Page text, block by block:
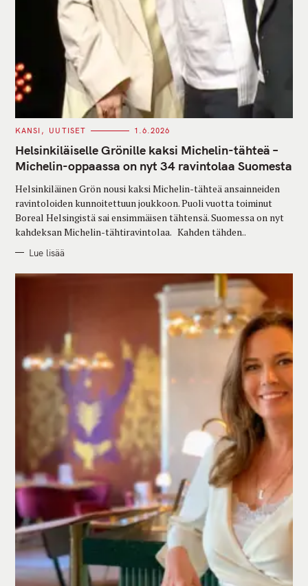
C
T
E
G
O
I
S
KANSI UUTISET 1.6.2026
Helsinkiläiselle Grönille kaksi Michelin-tähteä –
Michelin-oppaassa on nyt 34 ravintolaa Suomesta
Helsinkiläinen Grön nousi kaksi Michelin-tähteä ansainneiden
ravintoloiden kunnoitettuun joukkoon. Puoli vuotta toiminut
Boreal Helsingistä sai ensimmäisen tähtensä. Suomessa on nyt
kahdeksan Michelin-tähtiravintolaa. Kahden tähden..
Lue lisää